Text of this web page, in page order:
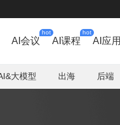
AI会议
hot
AI课程
hot
AI应用
大模型 出海 后端